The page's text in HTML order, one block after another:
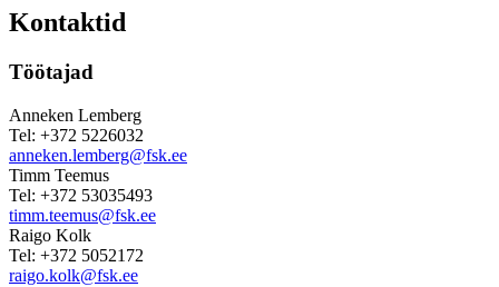
Kontaktid
Töötajad
Anneken Lemberg
Tel: +372 5226032
anneken.lemberg@fsk.ee
Timm Teemus
Tel: +372 53035493
timm.teemus@fsk.ee
Raigo Kolk
Tel: +372 5052172
raigo.kolk@fsk.ee